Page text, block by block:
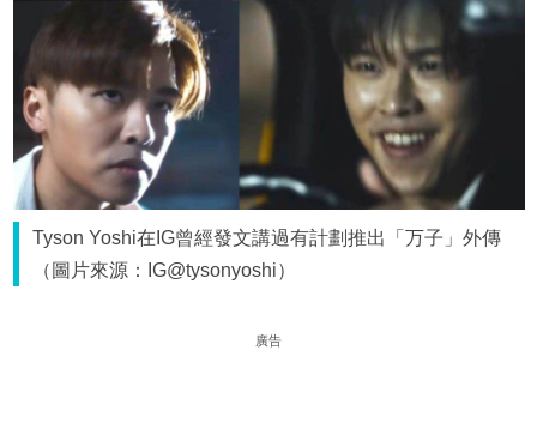
Tyson Yoshi在IG曾經發文講過有計劃推出「万子」外傳
（圖片來源：IG@tysonyoshi）
廣告